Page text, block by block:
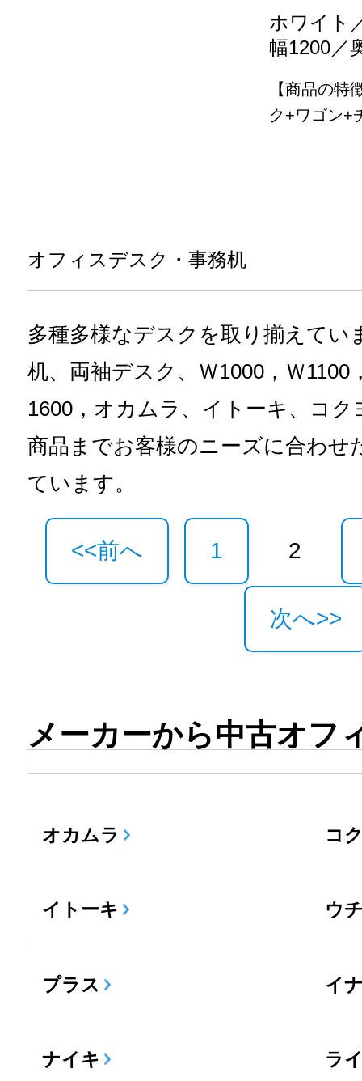
ホワイト
幅1200／
【商品の特
ク+ワゴン+
オフィスデスク・事務机
多種多様なデスクを取り揃えてい
机、両袖デスク、Ｗ1000，Ｗ1100
1600，オカムラ、イトーキ、コ
商品までお客様のニーズに合わせ
ています。
<<前へ 1 2
次へ>>
メーカーから中古オフ
オカムラ コ
イトーキ ウ
プラス イ
ナイキ ラ